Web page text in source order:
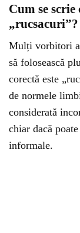
Cum se scrie
„rucsacuri”?
Mulți vorbitori
să folosească
corectă este
de normele
considerată
chiar dacă
informale.